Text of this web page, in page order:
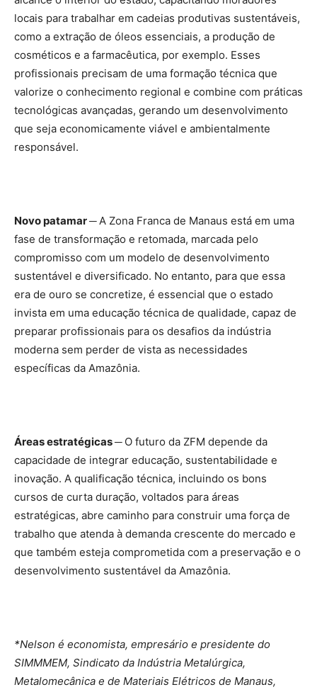
locais para trabalhar em cadeias produtivas sustentáveis,
como a extração de óleos essenciais, a produção de
cosméticos e a farmacêutica, por exemplo. Esses
profissionais precisam de uma formação técnica que
valorize o conhecimento regional e combine com práticas
tecnológicas avançadas, gerando um desenvolvimento
que seja economicamente viável e ambientalmente
responsável.
Novo patamar ─A Zona Franca de Manaus está em uma
fase de transformação e retomada, marcada pelo
compromisso com um modelo de desenvolvimento
sustentável e diversificado. No entanto, para que essa
era de ouro se concretize, é essencial que o estado
invista em uma educação técnica de qualidade, capaz de
preparar profissionais para os desafios da indústria
moderna sem perder de vista as necessidades
específicas da Amazônia.
Áreas estratégicas ─ O futuro da ZFM depende da
capacidade de integrar educação, sustentabilidade e
inovação. A qualificação técnica, incluindo os bons
cursos de curta duração, voltados para áreas
estratégicas, abre caminho para construir uma força de
trabalho que atenda à demanda crescente do mercado e
que também esteja comprometida com a preservação e o
desenvolvimento sustentável da Amazônia.
*Nelson é economista, empresário e presidente do
SIMMMEM, Sindicato da Indústria Metalúrgica,
Metalomecânica e de Materiais Elétricos de Manaus,